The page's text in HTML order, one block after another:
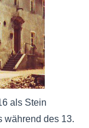
als Stein
während des 13.